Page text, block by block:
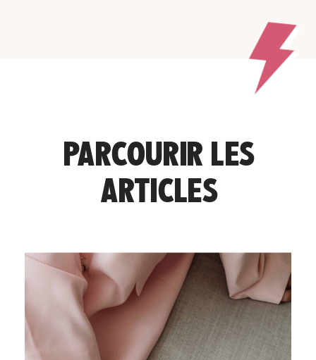
PARCOURIR LES
ARTICLES